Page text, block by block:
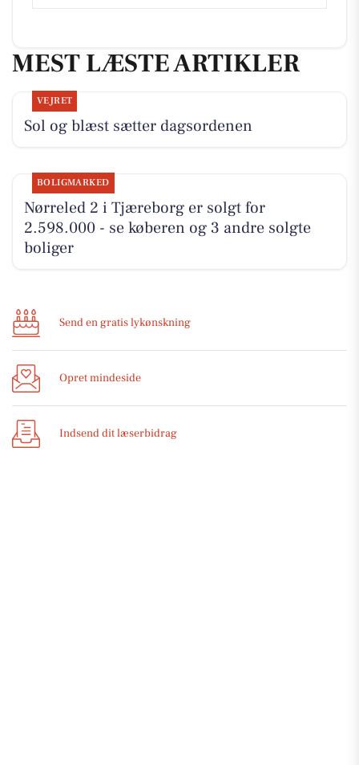
MEST LÆSTE ARTIKLER
VEJRET
Sol og blæst sætter dagsordenen
BOLIGMARKED
Nørreled 2 i Tjæreborg er solgt for
2.598.000 - se køberen og 3 andre solgte
boliger
Send en gratis lykønskning
Opret mindeside
Indsend dit læserbidrag